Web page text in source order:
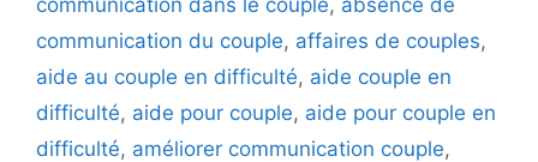
communication du couple, affaires de couples,
aide au couple en difficulté, aide couple en
difficulté, aide pour couple, aide pour couple en
difficulté, améliorer communication couple,